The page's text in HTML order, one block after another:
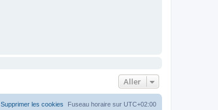
Aller
Fuseau horaire sur UTC+02:00
Supprimer les cookies